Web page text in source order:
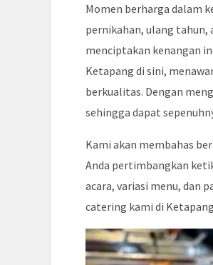
Momen berharga dalam
pernikahan, ulang tahun,
menciptakan kenangan
Ketapang di sini,
berkualitas. Dengan
sehingga dapat
Kami akan membahas
Anda pertimbangkan
acara, variasi menu, dan
catering kami di